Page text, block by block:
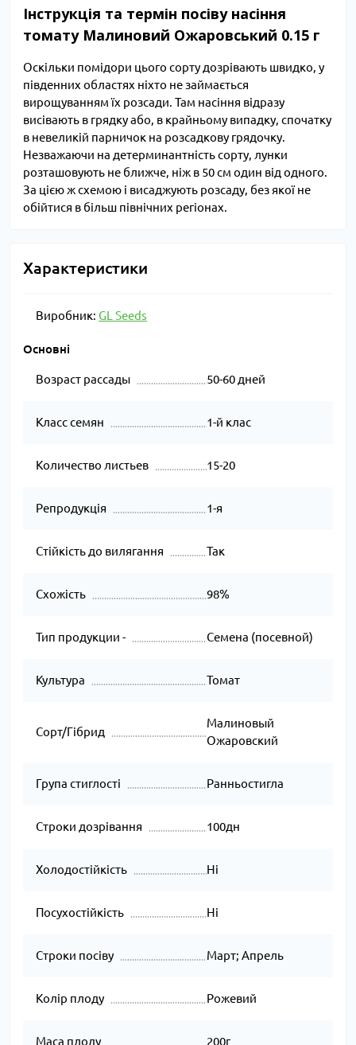
Інструкція та термін посіву насіння
томату Малиновий Ожаровський 0.15 г
Оскільки помідори цього сорту дозрівають швидко, у
південних областях ніхто не займається
вирощуванням їх розсади. Там насіння відразу
висівають в грядку або, в крайньому випадку, спочатку
в невеликій парничок на розсадкову грядочку.
Незважаючи на детерминантність сорту, лунки
розташовують не ближче, ніж в 50 см один від одного.
За цією ж схемою і висаджують розсаду, без якої не
обійтися в більш північних регіонах.
Характеристики
Виробник: GL Seeds
Основні
Возраст рассады 50-60 дней
Класс семян 1-й клас
Количество листьев 15-20
Репродукція 1-я
Стійкість до вилягання Так
Схожість 98%
Тип продукции - Семена (посевной)
Культура Томат
Сорт/Гібрид
Малиновый
Ожаровский
Група стиглості Ранньостигла
Строки дозрівання 100дн
Холодостійкість Ні
Посухостійкість Ні
Строки посіву Март; Апрель
Колір плоду Рожевий
Маса плоду 200г